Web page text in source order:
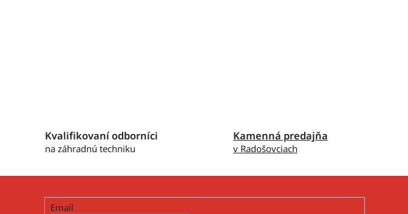
Kvalifikovaní odborníci
na záhradnú techniku
Kamenná predajňa
v Radošovciach
Email